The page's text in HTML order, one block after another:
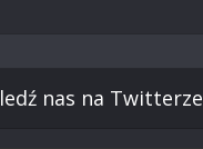
nas na Twitterze